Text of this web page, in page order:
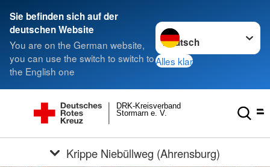
Sie befinden sich auf der
deutschen Website
You are on the German website,
you can use the switch to switch to
the English one
Sprache wechseln zu
Alles klar
Stormarn e. V.
DRK-Kreisverband
Krippe Niebüllweg (Ahrensburg)